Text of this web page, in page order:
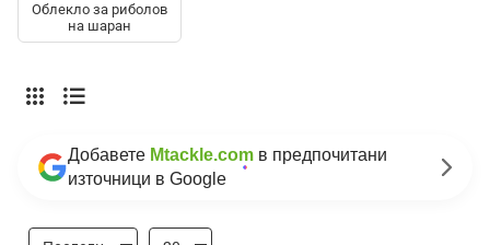
Облекло за риболов
на шаран
Добавете Mtackle.com в предпочитани
източници в Google